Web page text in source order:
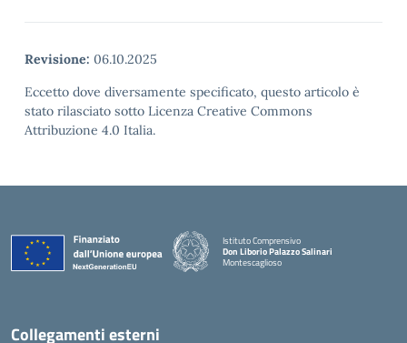
Revisione: 06.10.2025
Eccetto dove diversamente specificato, questo articolo è
stato rilasciato sotto Licenza Creative Commons
Attribuzione 4.0 Italia.
Istituto Comprensivo
Don Liborio Palazzo Salinari
Montescaglioso
Collegamenti esterni